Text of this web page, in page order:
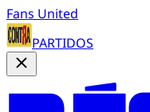
Fans United
PARTIDOS